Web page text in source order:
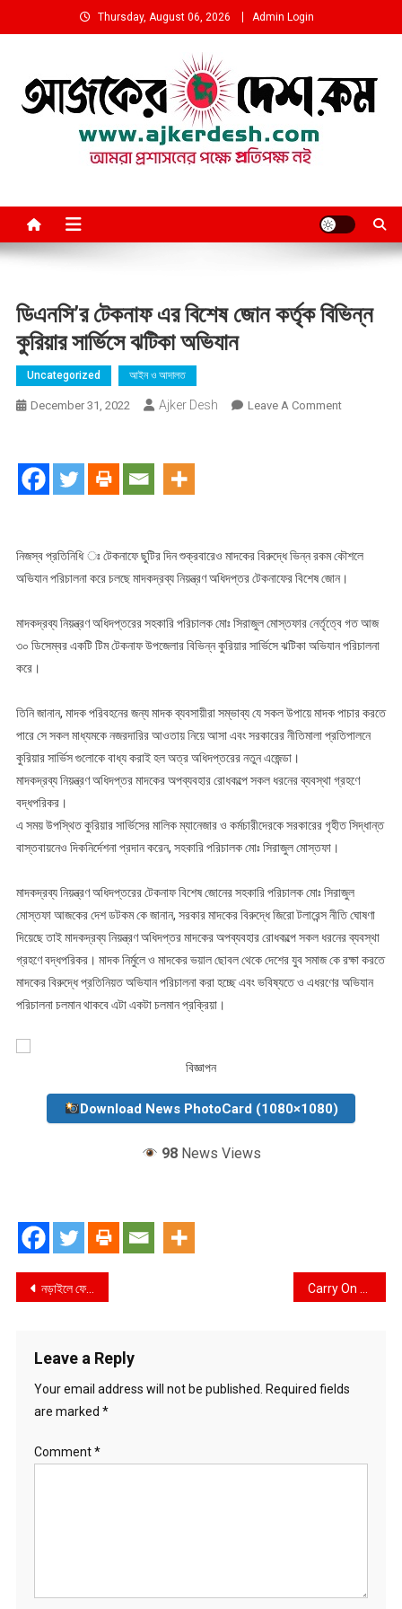
to
Thursday, August 06, 2026 Admin Login
ডিএনসি’র টেকনাফ এর বিশেষ জোন কর্তৃক বিভিন্ন
কুরিয়ার সার্ভিসে ঝটিকা অভিযান
Uncategorized আইন ও আদালত
December 31, 2022 Ajker Desh Leave A CommentOn
বিভিন্ন
অভিযান
নিজস্ব প্রতিনিধি ঃ টেকনাফে ছুটির দিন শুক্রবারেও মাদকের বিরুদ্ধে ভিন্ন রকম কৌশলে
অভিযান পরিচালনা করে চলছে মাদকদ্রব্য নিয়ন্ত্রণ অধিদপ্তর টেকনাফের বিশেষ জোন।
মাদকদ্রব্য নিয়ন্ত্রণ অধিদপ্তরের সহকারি পরিচালক মোঃ সিরাজুল মোস্তফার নের্তৃত্বে গত আজ
৩০ ডিসেম্বর একটি টিম টেকনাফ উপজেলার বিভিন্ন কুরিয়ার সার্ভিসে ঝটিকা অভিযান পরিচালনা
করে।
তিনি জানান, মাদক পরিবহনের জন্য মাদক ব্যবসায়ীরা সম্ভাব্য যে সকল উপায়ে মাদক পাচার করতে
পারে সে সকল মাধ্যমকে নজরদারির আওতায় নিয়ে আসা এবং সরকারের নীতিমালা প্রতিপালনে
কুরিয়ার সার্ভিস গুলোকে বাধ্য করাই হল অত্র অধিদপ্তরের নতুন এজেন্ডা।
মাদকদ্রব্য নিয়ন্ত্রণ অধিদপ্তর মাদকের অপব্যবহার রোধকল্পে সকল ধরনের ব্যবস্থা গ্রহণে
বদ্ধপরিকর।
এ সময় উপস্থিত কুরিয়ার সার্ভিসের মালিক ম্যানেজার ও কর্মচারীদেরকে সরকারের গৃহীত সিদ্ধান্ত
বাস্তবায়নেও দিকনির্দেশনা প্রদান করেন, সহকারি পরিচালক মোঃ সিরাজুল মোস্তফা।
মাদকদ্রব্য নিয়ন্ত্রণ অধিদপ্তরের টেকনাফ বিশেষ জোনের সহকারি পরিচালক মোঃ সিরাজুল
মোস্তফা আজকের দেশ ডটকম কে জানান, সরকার মাদকের বিরুদ্ধে জিরো টলারেন্স নীতি ঘোষণা
দিয়েছে তাই মাদকদ্রব্য নিয়ন্ত্রণ অধিদপ্তর মাদকের অপব্যবহার রোধকল্পে সকল ধরনের ব্যবস্থা
গ্রহণে বদ্ধপরিকর। মাদক নির্মুলে ও মাদকের ভয়াল ছোবল থেকে দেশের যুব সমাজ কে রক্ষা করতে
মাদকের বিরুদ্ধে প্রতিনিয়ত অভিযান পরিচালনা করা হচ্ছে এবং ভবিষ্যতে ও এধরণের অভিযান
পরিচালনা চলমান থাকবে এটা একটা চলমান প্রক্রিয়া।
বিজ্ঞাপন
Download News PhotoCard (1080×1080)
98News Views
Post
নড়াইলে ফেনসিডিলসহ এক মাদক ব্যবসায়ী পুলিশের হাতে আটক
Leave a Reply
Your email address will not be published.
Required fields
are marked *
Comment*